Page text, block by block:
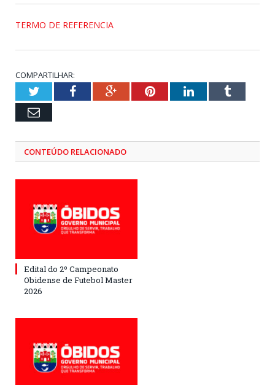
TERMO DE REFERENCIA
COMPARTILHAR:
TwitterFacebookGoogle+PinterestLinkedInTumblr
Email
CONTEÚDO RELACIONADO
Edital do 2º Campeonato
Obidense de Futebol Master
2026